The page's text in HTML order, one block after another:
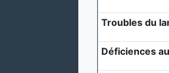
Troubles du
Déficiences